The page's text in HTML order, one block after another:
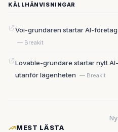
KÄLLHÄNVISNINGAR
Voi-grundaren startar AI-
— Breakit
Lovable-grundare startar nytt
utanför lägenheten — Breakit
MEST LÄSTA